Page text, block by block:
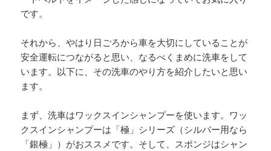
です。
それから、やはり日ごろから車を大切にしていることが
安全運転につながると思い、なるべくまめに洗車をして
います。以下に、その洗車のやり方を紹介したいと思い
ます。
まず、洗車はワックスインシャンプーを使います。ワッ
クスインシャンプーは「極」シリーズ（シルバー用なら
「銀極」）がおススメです。そして、スポンジはシャン